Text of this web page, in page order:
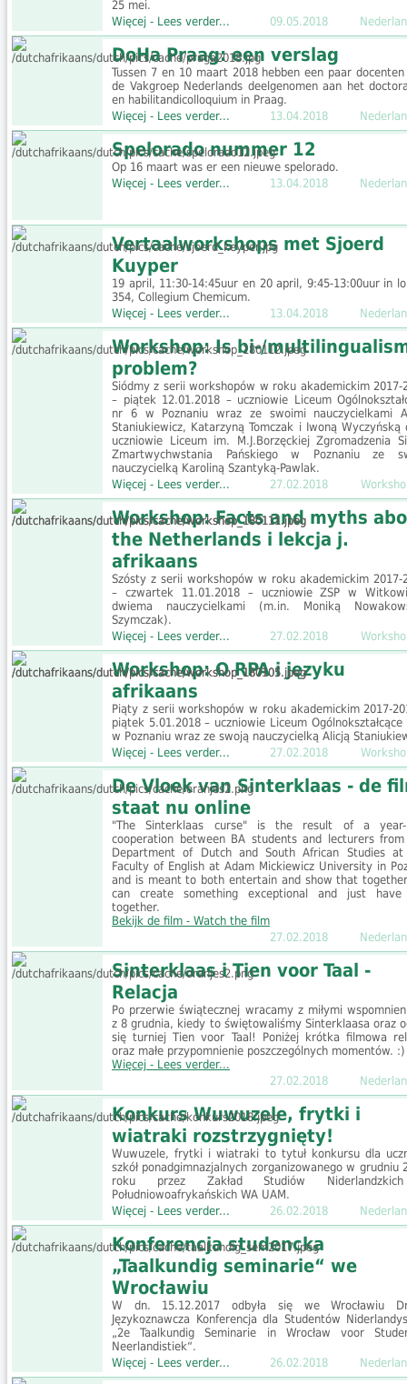
25 mei.
Więcej - Lees verder...
09.05.2018
DoHa Praag: een verslag
Tussen 7 en 10 maart 2018 hebben een paar
de Vakgroep Nederlands deelgenomen aan het
en habilitandicolloquium in Praag.
Więcej - Lees verder...
13.04.2018
Spelorado nummer 12
Op 16 maart was er een nieuwe spelorado.
Więcej - Lees verder...
13.04.2018
Vertaalworkshops met Sjoerd
Kuyper
19 april, 11:30-14:45uur en 20 april, 9:45-13:00uur in
354, Collegium Chemicum.
Więcej - Lees verder...
13.04.2018
Workshop: Is bi-/
problem?
Siódmy z serii workshopów w roku akademickim 2017-
– piątek 12.01.2018 – uczniowie Liceum
nr 6 w Poznaniu wraz ze swoimi nauczycielkami
Staniukiewicz, Katarzyną Tomczak i Iwoną Wyczyńską
uczniowie Liceum im. M.J.Borzęckiej Zgromadzenia
Zmartwychwstania Pańskiego w Poznaniu ze
nauczycielką Karoliną Szantyką-Pawlak.
Więcej - Lees verder...
27.02.2018
Workshop: Facts and myths
the Netherlands i lekcja j.
afrikaans
Szósty z serii workshopów w roku akademickim 2017-
– czwartek 11.01.2018 – uczniowie ZSP w
dwiema nauczycielkami (m.in. Moniką
Szymczak).
Więcej - Lees verder...
27.02.2018
Workshop: O RPA i języku
afrikaans
Piąty z serii workshopów w roku akademickim 2017-
piątek 5.01.2018 – uczniowie Liceum Ogólnokształcące
w Poznaniu wraz ze swoją nauczycielką Alicją
Więcej - Lees verder...
27.02.2018
De Vloek van Sinterklaas - de
staat nu online
"The Sinterklaas curse" is the result of a year-
cooperation between BA students and lecturers
Department of Dutch and South African Studies
Faculty of English at Adam Mickiewicz University in
and is meant to both entertain and show that
can create something exceptional and just
together.
Bekijk de film - Watch the film
27.02.2018
Sinterklaas i Tien voor Taal -
Relacja
Po przerwie świątecznej wracamy z miłymi
z 8 grudnia, kiedy to świętowaliśmy Sinterklaasa oraz
się turniej Tien voor Taal! Poniżej krótka filmowa
oraz małe przypomnienie poszczególnych momentów. :)
Więcej - Lees verder...
27.02.2018
Konkurs Wuwuzele, frytki i
wiatraki rozstrzygnięty!
Wuwuzele, frytki i wiatraki to tytuł konkursu dla
szkół ponadgimnazjalnych zorganizowanego w grudniu
roku przez Zakład Studiów
Południowoafrykańskich WA UAM.
Więcej - Lees verder...
26.02.2018
Konferencja studencka
„Taalkundig seminarie“ we
Wrocławiu
W dn. 15.12.2017 odbyła się we Wrocławiu
Językoznawcza Konferencja dla Studentów
„2e Taalkundig Seminarie in Wrocław voor
Neerlandistiek“.
Więcej - Lees verder...
26.02.2018